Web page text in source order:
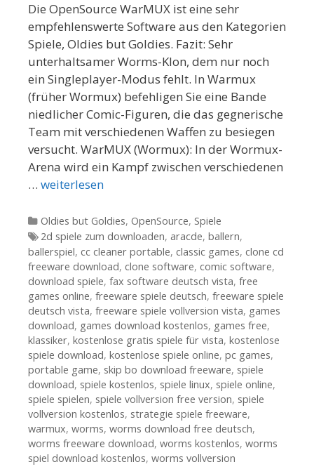
Die OpenSource WarMUX ist eine sehr
empfehlenswerte Software aus den Kategorien
Spiele, Oldies but Goldies. Fazit: Sehr
unterhaltsamer Worms-Klon, dem nur noch
ein Singleplayer-Modus fehlt. In Warmux
(früher Wormux) befehligen Sie eine Bande
niedlicher Comic-Figuren, die das gegnerische
Team mit verschiedenen Waffen zu besiegen
versucht. WarMUX (Wormux): In der Wormux-
Arena wird ein Kampf zwischen verschiedenen
… weiterlesen
Kategorien
Oldies but Goldies, OpenSource, Spiele
Tags
2d spiele zum downloaden, aracde, ballern,
ballerspiel, cc cleaner portable, classic games, clone cd
freeware download, clone software, comic software,
download spiele, fax software deutsch vista, free
games online, freeware spiele deutsch, freeware spiele
deutsch vista, freeware spiele vollversion vista, games
download, games download kostenlos, games free,
klassiker, kostenlose gratis spiele für vista, kostenlose
spiele download, kostenlose spiele online, pc games,
portable game, skip bo download freeware, spiele
download, spiele kostenlos, spiele linux, spiele online,
spiele spielen, spiele vollversion free version, spiele
vollversion kostenlos, strategie spiele freeware,
warmux, worms, worms download free deutsch,
worms freeware download, worms kostenlos, worms
spiel download kostenlos, worms vollversion